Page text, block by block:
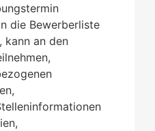
die Bewerberliste
kann an den